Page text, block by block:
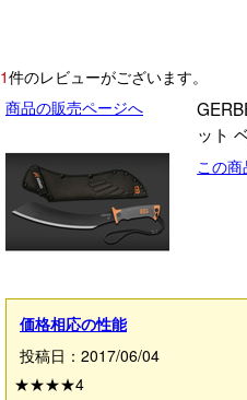
1件のレビューがございます。
商品の販売ページへ
ット
この
価格相応の性能
投稿日：2017/06/04
★★★★4